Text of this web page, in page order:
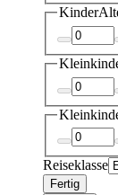
Kinder
Reiseklasse
Fertig